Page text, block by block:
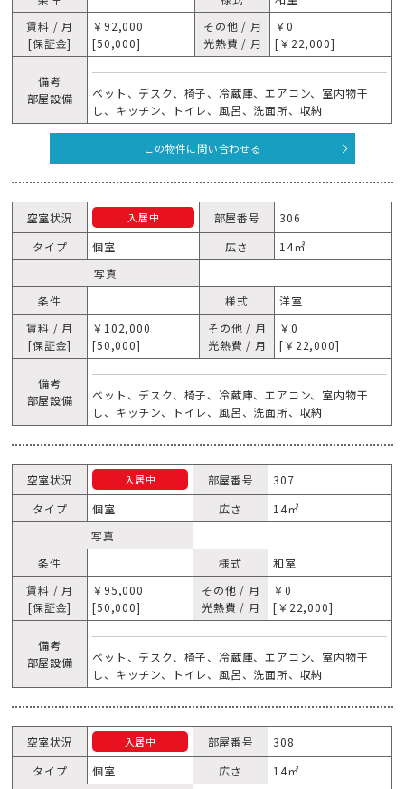
賃料 / 月
[保証金]
￥92,000
[50,000]
その他 / 月
光熱費 / 月
￥0
[￥22,000]
備考
部屋設備
ベット、デスク、椅子、冷蔵庫、エアコン、室内物干
し、キッチン、トイレ、風呂、洗面所、収納
この物件に問い合わせる
空室状況 入居中 部屋番号
306
タイプ
個室 広さ
14㎡
写真
条件
様式
洋室
賃料 / 月
[保証金]
￥102,000
[50,000]
その他 / 月
光熱費 / 月
￥0
[￥22,000]
備考
部屋設備
ベット、デスク、椅子、冷蔵庫、エアコン、室内物干
し、キッチン、トイレ、風呂、洗面所、収納
空室状況 入居中 部屋番号
307
タイプ
個室 広さ
14㎡
写真
条件
様式
和室
賃料 / 月
[保証金]
￥95,000
[50,000]
その他 / 月
光熱費 / 月
￥0
[￥22,000]
備考
部屋設備
ベット、デスク、椅子、冷蔵庫、エアコン、室内物干
し、キッチン、トイレ、風呂、洗面所、収納
空室状況 入居中 部屋番号
308
タイプ
個室 広さ
14㎡